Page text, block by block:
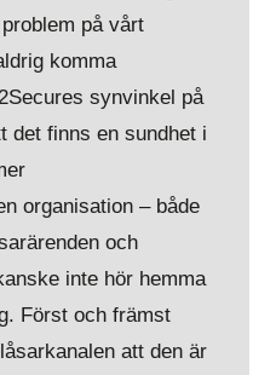
på vårt
komma
synvinkel på
det finns en sundhet i
organisation – både
och
inte hör hemma
Först och främst
att den är